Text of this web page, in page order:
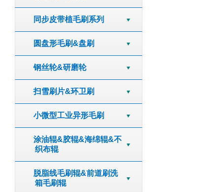
同步皮带植毛刷系列
圆盘形毛刷&盘刷
钢丝轮&研磨轮
扫雪刷片&环卫刷
小微型工业异形毛刷
涂油辊&胶辊&海绵辊&不
织布辊
脱脂线毛刷辊&前道刷洗
箱毛刷辊